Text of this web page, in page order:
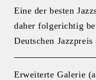
Eine der besten
daher folgerichtig
Deutschen Jazzpreis
Erweiterte Galerie